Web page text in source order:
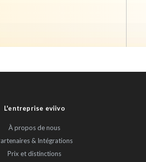
L'entreprise eviivo
À propos de nous
& Intégrations
Prix et distinctions